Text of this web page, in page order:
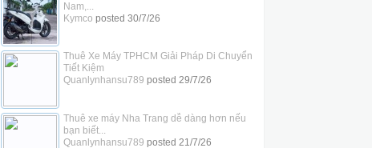
Nam,...
Kymco posted 30/7/26
Thuê Xe Máy TPHCM Giải Pháp Di Chuyển
Tiết Kiệm
Quanlynhansu789 posted 29/7/26
Thuê xe máy Nha Trang dễ dàng hơn nếu
bạn biết...
Quanlynhansu789 posted 21/7/26